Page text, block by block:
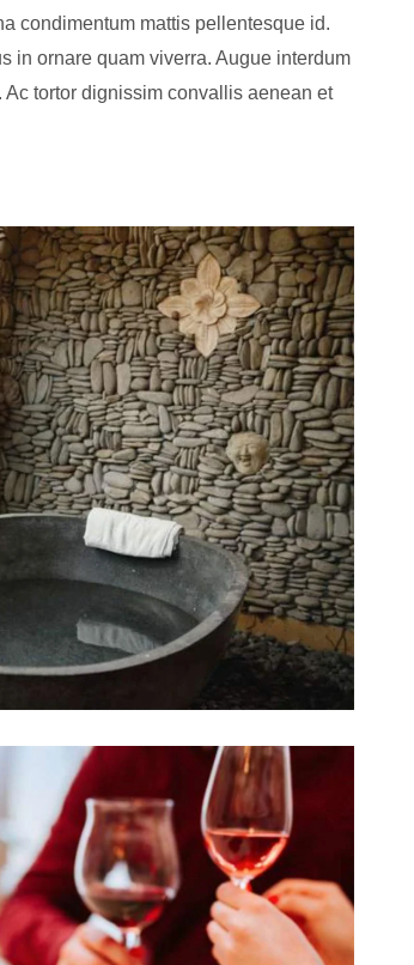
condimentum mattis pellentesque id.
in ornare quam viverra. Augue interdum
tortor dignissim convallis aenean et